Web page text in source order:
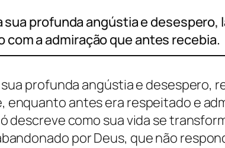
profunda angústia e desespero,
a admiração que antes recebia.
profunda angústia e desespero,
antes era respeitado e
descreve como sua vida se
por Deus, que não